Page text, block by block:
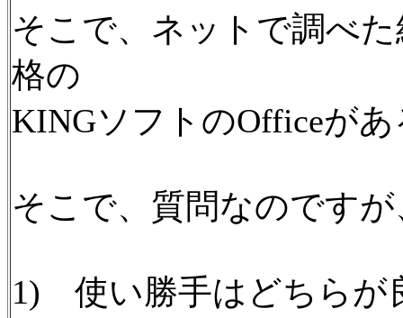
そこで、ネットで調べ
格の
KINGソフトのOfficeが
そこで、質問なのですが
1) 使い勝手はどちらが